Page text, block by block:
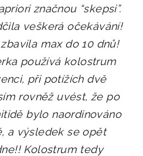
značnou “skepsi”.
veškerá očekávání!
max do 10 dnů!
používá kolostrum
při potížích dvě
rovněž uvést, že po
bylo naordinováno
a výsledek se opět
Kolostrum tedy